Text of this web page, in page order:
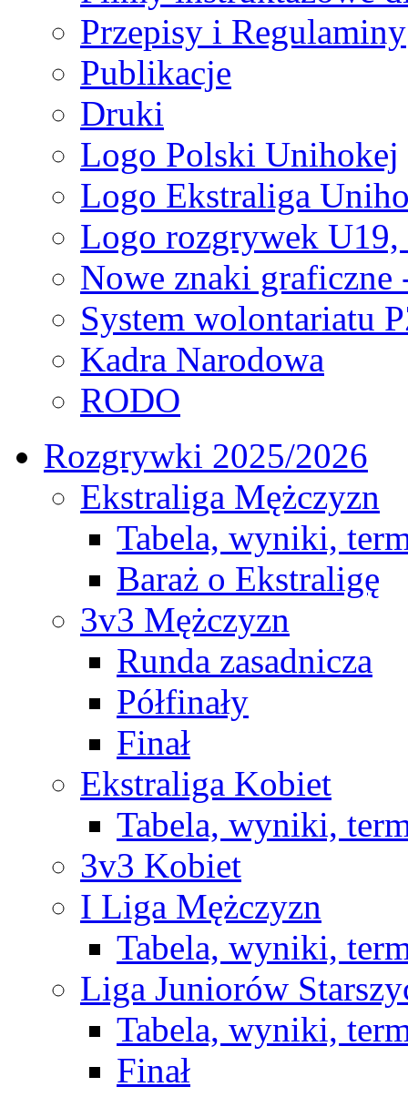
Przepisy i Regulaminy
Publikacje
Druki
Logo Polski Unihokej
Logo Ekstraliga
Logo rozgrywek
Nowe znaki graficzne
System wolontariatu
Kadra Narodowa
RODO
Rozgrywki 2025/2026
Ekstraliga Mężczyzn
Tabela, wyniki,
Baraż o Ekstraligę
3v3 Mężczyzn
Runda zasadnicza
Półfinały
Finał
Ekstraliga Kobiet
Tabela, wyniki,
3v3 Kobiet
I Liga Mężczyzn
Tabela, wyniki,
Liga Juniorów
Tabela, wyniki,
Finał